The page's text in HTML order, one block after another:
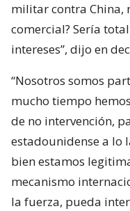
militar contra China,
comercial? Sería
intereses”, dijo en
“Nosotros somos
mucho tiempo
de no intervención,
estadounidense a lo
bien estamos
mecanismo
la fuerza, pueda